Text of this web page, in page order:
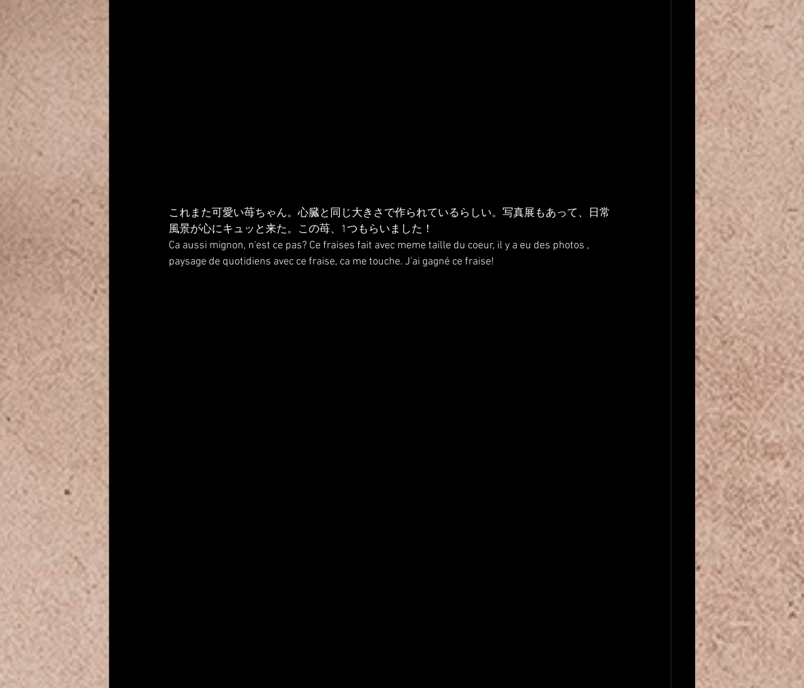
これまた可愛い苺ちゃん。心臓と同じ大きさで作られているらしい。写真展もあって、日常
風景が心にキュッと来た。この苺、1つもらいました！
Ca aussi mignon, n'est ce pas? Ce fraises fait avec meme taille du coeur, il y a eu des photos ,
paysage de quotidiens avec ce fraise, ca me touche. J'ai gagné ce fraise!